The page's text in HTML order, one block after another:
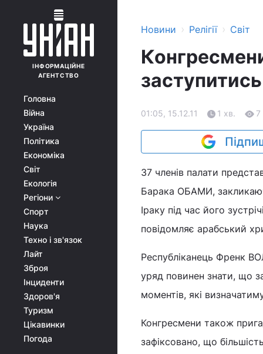
ІНФОРМАЦІЙНЕ
АГЕНТСТВО
Головна
Війна
Україна
Політика
Економіка
Світ
Екологія
Регіони
Спорт
Наука
Техно і зв'язок
Лайт
Зброя
Інциденти
Здоров'я
Туризм
Цікавинки
Погода
Новини › Релігії › Світ
01:05, 15.12.11 1 хв. 7
37 членів палати
Барака ОБАМИ,
Іраку під час його
повідомляє арабський
Республіканець Френк
уряд повинен знати, що
моментів, які
Конгресмени також
зафіксовано, що